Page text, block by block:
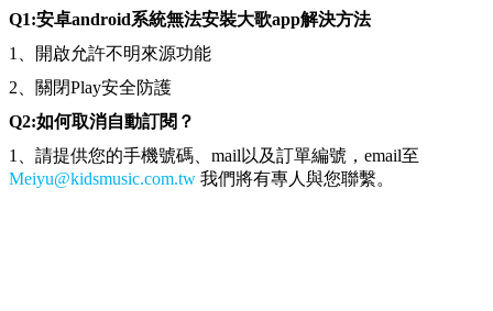
Q1:安卓android系統無法安裝大歌app解決方法
1、開啟允許不明來源功能
2、關閉Play安全防護
Q2:如何取消自動訂閱？
1、請提供您的手機號碼、mail以及訂單編號，email至
Meiyu@kidsmusic.com.tw 我們將有專人與您聯繫。